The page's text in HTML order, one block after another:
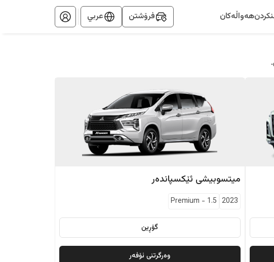
هەواڵەکان فرۆشتن عربي
میتسوبیشی ئێکسپاندەر
2023
Premium - 1.5
گۆڕین
وەرگرتنی ئۆفەر